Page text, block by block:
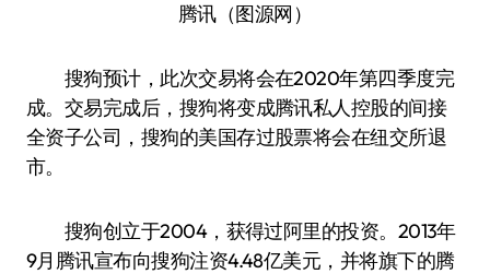
腾讯（图源网）
搜狗预计，此次交易将会在2020年第四季度完
成。交易完成后，搜狗将变成腾讯私人控股的间接
全资子公司，搜狗的美国存过股票将会在纽交所退
市。
搜狗创立于2004，获得过阿里的投资。2013年
9月腾讯宣布向搜狗注资4.48亿美元，并将旗下的腾